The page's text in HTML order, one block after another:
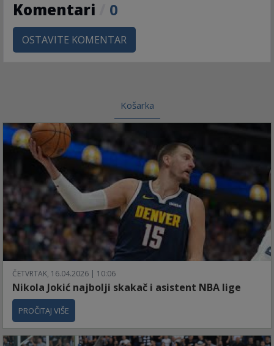
Komentari 0
OSTAVITE KOMENTAR
Košarka
ČETVRTAK, 16.04.2026 | 10:06
Nikola Jokić najbolji skakač i asistent NBA lige
PROČITAJ VIŠE